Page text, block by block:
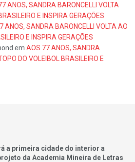
ANOS, SANDRA BARONCELLI VOLTA
E INSPIRA GERAÇÕES
ANOS, SANDRA BARONCELLI VOLTA AO
E INSPIRA GERAÇÕES
em AOS 77 ANOS, SANDRA
DO VOLEIBOL BRASILEIRO E
a primeira cidade do interior a
da Academia Mineira de Letras